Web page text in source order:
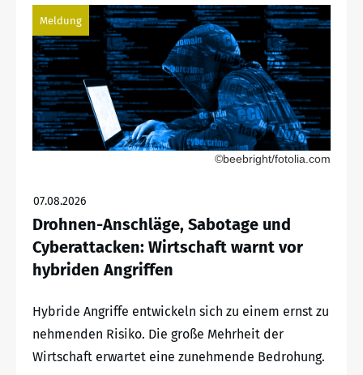
Meldung
©beebright/fotolia.com
07.08.2026
Drohnen-Anschläge, Sabotage und
Cyberattacken: Wirtschaft warnt vor
hybriden Angriffen
Hybride Angriffe entwickeln sich zu einem ernst zu
nehmenden Risiko. Die große Mehrheit der
Wirtschaft erwartet eine zunehmende Bedrohung.